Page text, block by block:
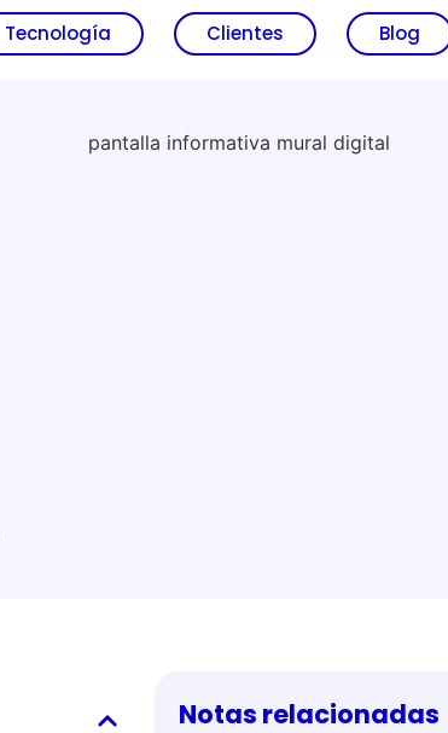
Tecnología Clientes Blog
Notas relacionadas